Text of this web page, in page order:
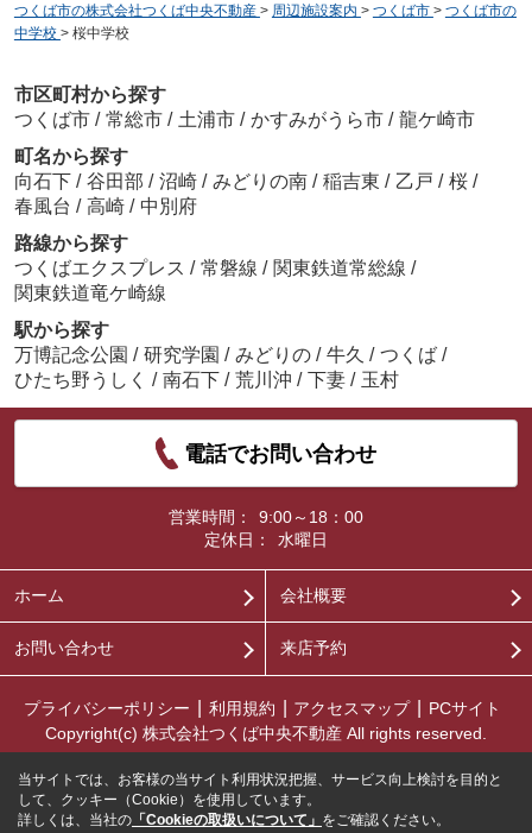
つくば市の株式会社つくば中央不動産 > 周辺施設案内 > つくば市 > つくば市の
中学校 > 桜中学校
市区町村から探す
つくば市 / 常総市 / 土浦市 / かすみがうら市 / 龍ケ崎市
町名から探す
向石下 / 谷田部 / 沼崎 / みどりの南 / 稲吉東 / 乙戸 / 桜 /
春風台 / 高崎 / 中別府
路線から探す
つくばエクスプレス / 常磐線 / 関東鉄道常総線 /
関東鉄道竜ケ崎線
駅から探す
万博記念公園 / 研究学園 / みどりの / 牛久 / つくば /
ひたち野うしく / 南石下 / 荒川沖 / 下妻 / 玉村
電話でお問い合わせ
営業時間：
9:00～18：00
定休日：
水曜日
ホーム 会社概要
お問い合わせ 来店予約
プライバシーポリシー 利用規約 アクセスマップ
PCサイト
Copyright(c) 株式会社つくば中央不動産 All rights reserved.
当サイトでは、お客様の当サイト利用状況把握、サービス向上検討を目的と
して、クッキー（Cookie）を使用しています。
詳しくは、当社の 「Cookieの取扱いについて」 をご確認ください。